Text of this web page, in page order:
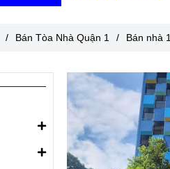
/ Bán Tòa Nhà Quận 1 / Bán nhà